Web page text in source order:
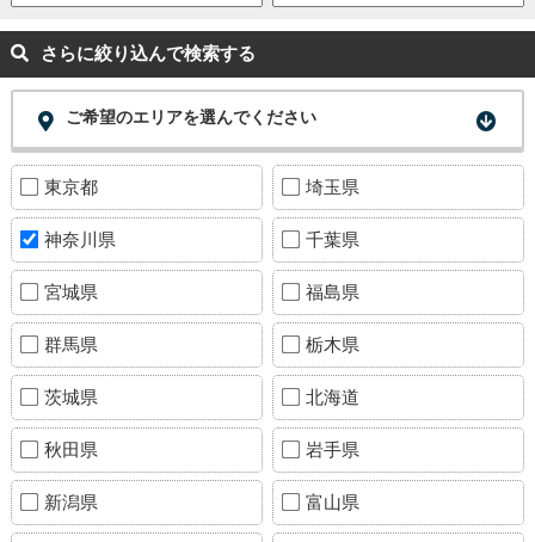
さらに絞り込んで検索する
ご希望のエリアを選んでください
東京都 埼玉県
神奈川県 千葉県
宮城県 福島県
群馬県 栃木県
茨城県 北海道
秋田県 岩手県
新潟県 富山県